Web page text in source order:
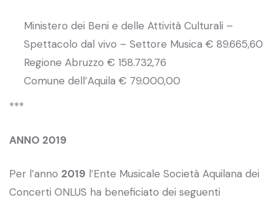
Ministero dei Beni e delle Attività Culturali –
Spettacolo dal vivo – Settore Musica € 89.665,60
Regione Abruzzo € 158.732,76
Comune dell’Aquila € 79.000,00
***
ANNO 2019
Per l’anno 2019 l’Ente Musicale Società Aquilana dei
Concerti ONLUS ha beneficiato dei seguenti